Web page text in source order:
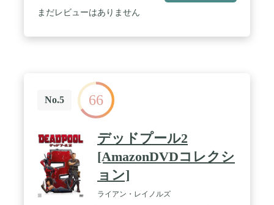
まだレビューはありません
No.5 66
デッドプール2
[AmazonDVDコレクシ
ョン]
ライアン・レイノルズ